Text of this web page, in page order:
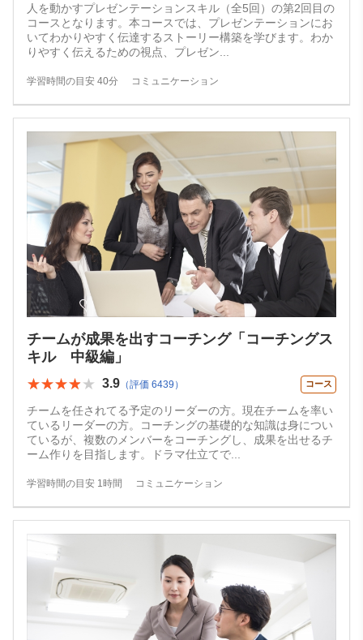
人を動かすプレゼンテーションスキル（全5回）の第2回目の
コースとなります。本コースでは、プレゼンテーションにお
いてわかりやすく伝達するストーリー構築を学びます。わか
りやすく伝えるための視点、プレゼン
学習時間の目安 40分 コミュニケーション
チームが成果を出すコーチング「コーチングス
キル 中級編」
★★★★★
★★★★★ 3.9 （評価 6439） コース
チームを任されてる予定のリーダーの方。現在チームを率い
ているリーダーの方。コーチングの基礎的な知識は身につい
ているが、複数のメンバーをコーチングし、成果を出せるチ
ーム作りを目指します。ドラマ仕立てで
学習時間の目安 1時間 コミュニケーション